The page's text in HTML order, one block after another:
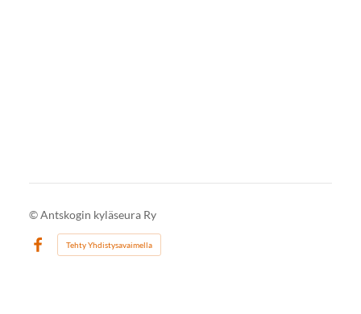
©Antskogin kyläseura Ry
Facebook
Tehty Yhdistysavaimella